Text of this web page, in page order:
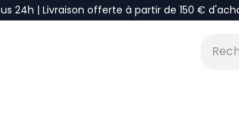
24h | Livraison offerte à partir de 150 €